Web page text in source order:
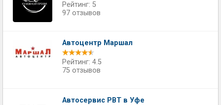
Рейтинг: 5
97 отзывов
Автоцентр Маршал
Рейтинг: 4.5
75 отзывов
Автосервис РВТ в Уфе